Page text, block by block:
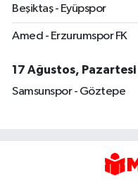
Beşiktaş - Eyüpspor
Amed - Erzurumspor FK
17 Ağustos, Pazartesi
Samsunspor - Göztepe